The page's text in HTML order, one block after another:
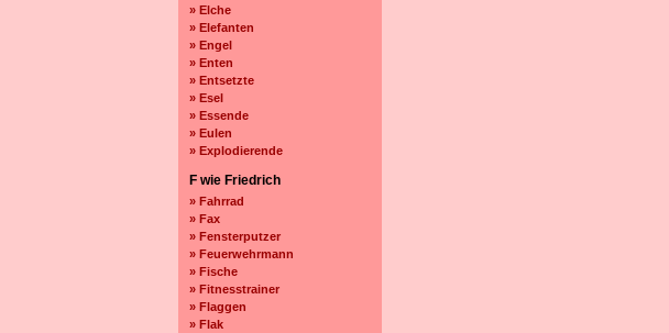
» Elche
» Elefanten
» Engel
» Enten
» Entsetzte
» Esel
» Essende
» Eulen
» Explodierende
F wie Friedrich
» Fahrrad
» Fax
» Fensterputzer
» Feuerwehrmann
» Fische
» Fitnesstrainer
» Flaggen
» Flak